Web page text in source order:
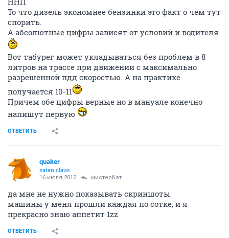
То что дизель экономнее бензинки это факт о чем тут
спорить.
А абсолютные цифры зависят от условий и водителя
Вот табурег может укладываться без проблем в 8
литров на трассе при движении с максимально
разрешенной пдд скоростью. А на практике
получается 10-11
Причем обе цифры верные но в мануале конечно
напишут первую
ОТВЕТИТЬ
quaker
satan claus
16 июля 2012 мистерКэт
да мне не нужно показывать скриншоты
машины у меня прошли каждая по сотке, и я
прекрасно знаю аппетит 1zz
ОТВЕТИТЬ